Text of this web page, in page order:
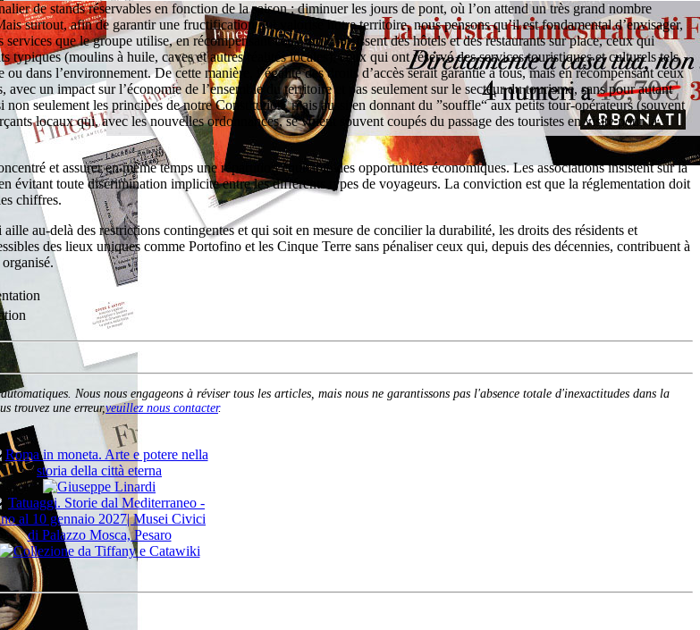
de stands réservables en fonction de la saison : diminuer les jours de pont, où l’on attend un très grand nombre
surtout, afin de garantir une fructification qui valorise notre territoire, nous pensons qu’il est fondamental d’envisager,
que le groupe utilise, en récompensant ceux qui choisissent des hôtels et des restaurants sur place, ceux qui
(moulins à huile, caves et autres réalités locales), ceux qui ont réservé des services touristiques et culturels tels
dans l’environnement. De cette manière, l’égalité des droits d’accès serait garantie à tous, mais en récompensant ceux
un impact sur l’économie de l’ensemble du territoire et pas seulement sur le secteur du tourisme, sans pour autant
seulement les principes de notre Constitution, mais aussi en donnant du ”souffle“ aux petits tour-opérateurs (souvent
locaux qui, avec les nouvelles ordonnances, se voient souvent coupés du passage des touristes en visite pour la
et assurer en même temps une répartition équitable des opportunités économiques. Les associations insistent sur la
évitant toute discrimination implicite entre les différents types de voyageurs. La conviction est que la réglementation doit
chiffres.
au-delà des restrictions contingentes et qui soit en mesure de concilier la durabilité, les droits des résidents et
des lieux uniques comme Portofino et les Cinque Terre sans pénaliser ceux qui, depuis des décennies, contribuent à
Nous nous engageons à réviser tous les articles, mais nous ne garantissons pas l'absence totale d'inexactitudes dans la
trouvez une erreur,veuillez nous contacter.